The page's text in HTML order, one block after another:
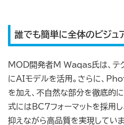
誰でも簡単に全体のビジュ
MOD開発者M Waqas氏は、テ
にAIモデルを活用。さらに、
を加え、不自然な部分を徹底的
式にはBC7フォーマットを採用
抑えながら高品質を実現していま